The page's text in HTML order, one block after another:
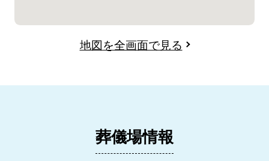
地図を全画面で見る
葬儀場情報